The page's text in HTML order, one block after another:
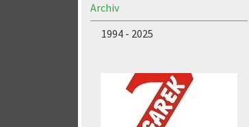
Archiv
1994 - 2025